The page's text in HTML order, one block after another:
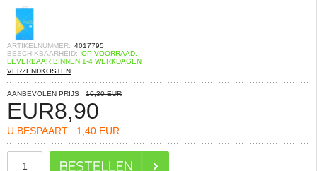
ARTIKELNUMMER: 4017795
BESCHIKBAARHEID: OP VOORRAAD.
LEVERBAAR BINNEN 1-4 WERKDAGEN
VERZENDKOSTEN
AANBEVOLEN PRIJS 10,30 EUR
EUR8,90
U BESPAART 1,40 EUR